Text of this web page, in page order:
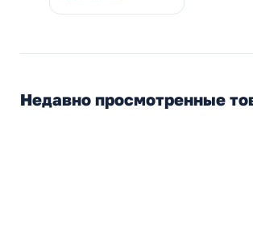
Недавно просмотренные